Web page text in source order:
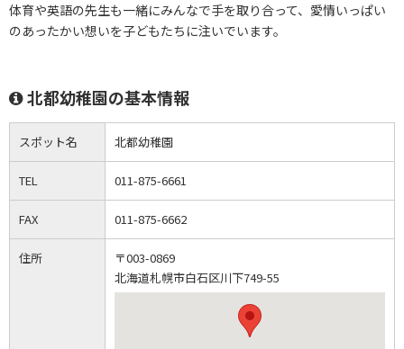
体育や英語の先生も一緒にみんなで手を取り合って、愛情いっぱい
のあったかい想いを子どもたちに注いでいます。
北都幼稚園の基本情報
スポット名 北都幼稚園
TEL 011-875-6661
FAX 011-875-6662
住所
〒003-0869
北海道札幌市白石区川下749-55